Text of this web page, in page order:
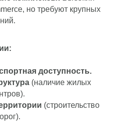
от управляющей
комплексы:
доступность.